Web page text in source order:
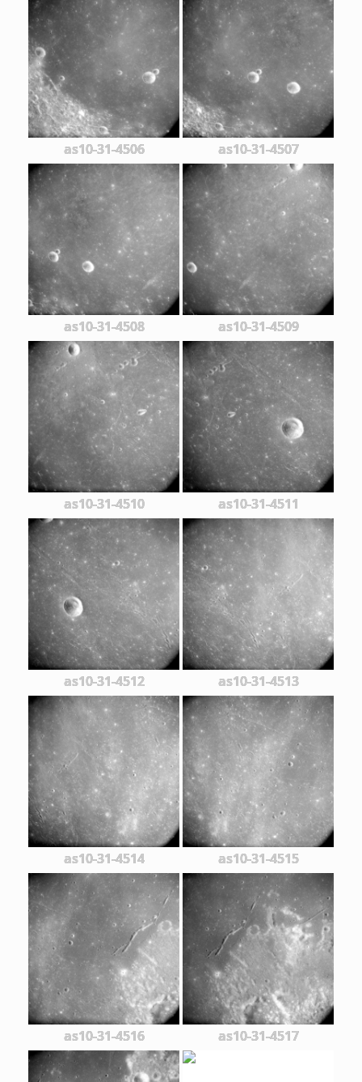
as10-31-4506 as10-31-4507
as10-31-4508 as10-31-4509
as10-31-4510 as10-31-4511
as10-31-4512 as10-31-4513
as10-31-4514 as10-31-4515
as10-31-4516 as10-31-4517